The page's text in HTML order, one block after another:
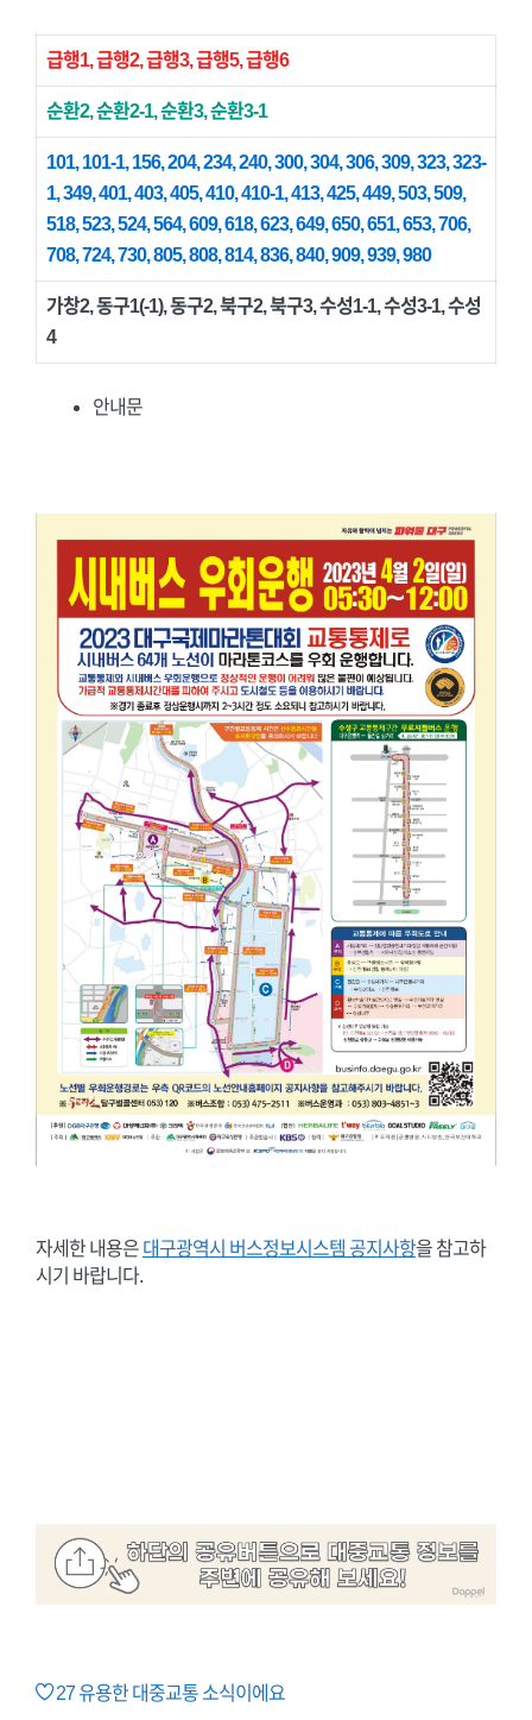
급행1, 급행2, 급행3, 급행5, 급행6
순환2, 순환2-1, 순환3, 순환3-1
101, 101-1, 156, 204, 234, 240, 300, 304, 306, 309, 323, 323-
1, 349, 401, 403, 405, 410, 410-1, 413, 425, 449, 503, 509,
518, 523, 524, 564, 609, 618, 623, 649, 650, 651, 653, 706,
708, 724, 730,805, 808, 814, 836, 840, 909, 939, 980
가창2, 동구1(-1), 동구2, 북구2, 북구3, 수성1-1, 수성3-1, 수성
4
안내문
자세한 내용은 대구광역시 버스정보시스템 공지사항을 참고하
시기 바랍니다.
27유용한 대중교통 소식이에요